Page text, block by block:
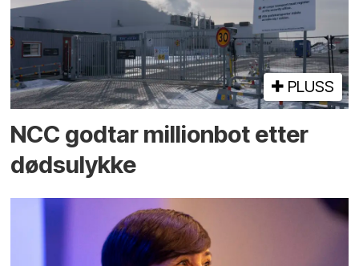
PLUSS
NCC godtar millionbot etter
dødsulykke